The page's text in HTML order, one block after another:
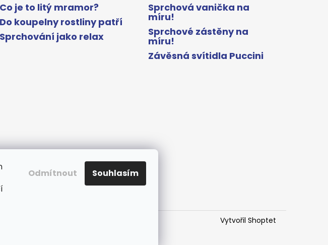
Odmítnout Souhlasím
Co je to litý mramor?
Do koupelny rostliny patří
Sprchování jako relax
Sprchová vanička na
míru!
Sprchové zástěny na
míru!
Závěsná svítidla Puccini
Vytvořil Shoptet